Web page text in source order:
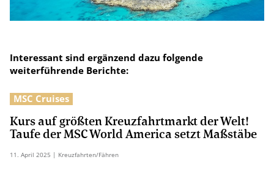
Interessant sind ergänzend dazu folgende
weiterführende Berichte:
MSC Cruises
Kurs auf größten Kreuzfahrtmarkt der Welt!
Taufe der MSC World America setzt Maßstäbe
11. April 2025 | Kreuzfahrten/Fähren